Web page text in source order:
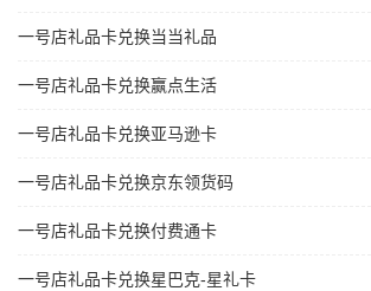
一号店礼品卡兑换当当礼品
一号店礼品卡兑换赢点生活
一号店礼品卡兑换亚马逊卡
一号店礼品卡兑换京东领货码
一号店礼品卡兑换付费通卡
一号店礼品卡兑换星巴克-星礼卡